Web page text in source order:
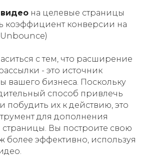
на целевые страницы
коэффициент конверсии на
с тем, что расширение
- это источник
вашего бизнеса. Поскольку
способ привлечь
побудить их к действию, это
для дополнения
Вы построите свою
более эффективно, используя